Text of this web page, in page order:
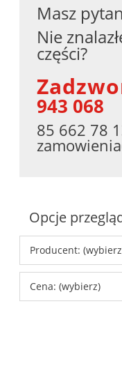
Masz
Nie
części?
943 068
85 662 78
Opcje
Producent:
Cena: (wybierz)